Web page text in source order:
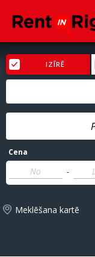
IZĪRĒ
Cena
-
Meklēšana kartē